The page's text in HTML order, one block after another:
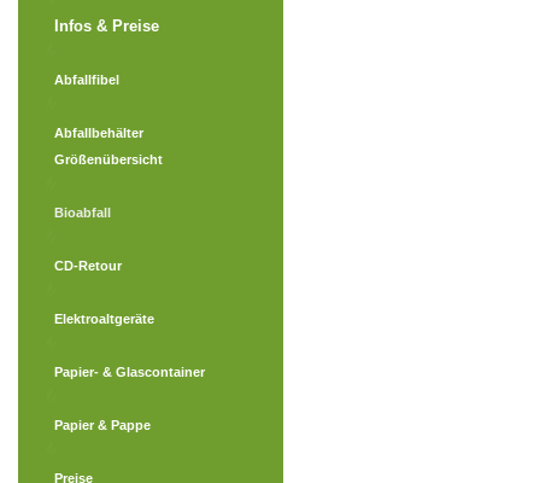
Infos & Preise
Abfallfibel
Abfallbehälter
Größenübersicht
Bioabfall
CD-Retour
Elektroaltgeräte
Papier- & Glascontainer
Papier & Pappe
Preise